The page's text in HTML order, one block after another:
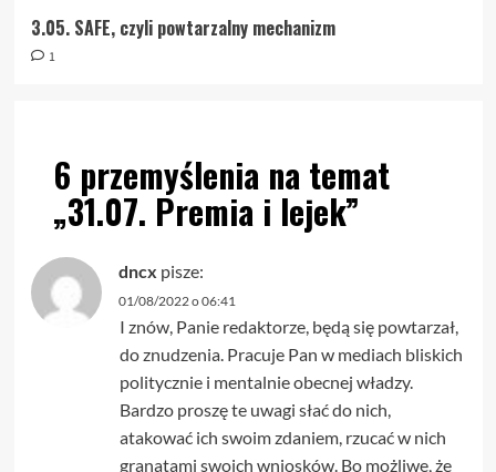
3.05. SAFE, czyli powtarzalny mechanizm
1
6 przemyślenia na temat
„31.07. Premia i lejek”
dncx pisze:
01/08/2022 o 06:41
I znów, Panie redaktorze, będą się powtarzał,
do znudzenia. Pracuje Pan w mediach bliskich
politycznie i mentalnie obecnej władzy.
Bardzo proszę te uwagi słać do nich,
atakować ich swoim zdaniem, rzucać w nich
granatami swoich wniosków. Bo możliwe, że